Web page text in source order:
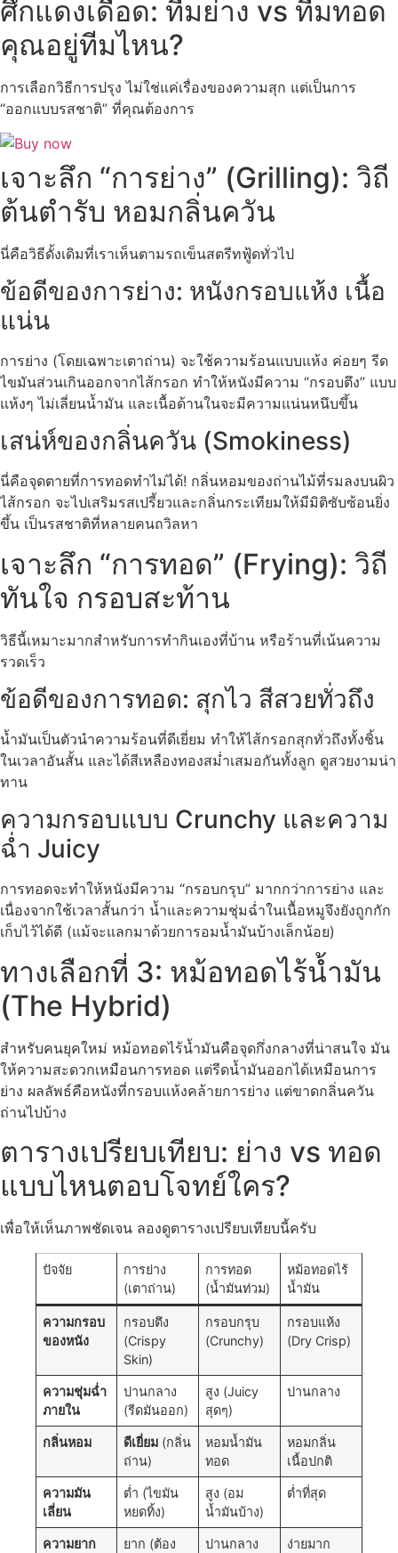
ศึกแดงเดือด: ทีมย่าง vs ทีมทอด
คุณอยู่ทีมไหน?
การเลือกวิธีการปรุง ไม่ใช่แค่เรื่องของความสุก แต่เป็นการ
“ออกแบบรสชาติ” ที่คุณต้องการ
เจาะลึก “การย่าง” (Grilling): วิถี
ต้นตำรับ หอมกลิ่นควัน
นี่คือวิธีดั้งเดิมที่เราเห็นตามรถเข็นสตรีทฟู้ดทั่วไป
ข้อดีของการย่าง: หนังกรอบแห้ง เนื้อ
แน่น
การย่าง (โดยเฉพาะเตาถ่าน) จะใช้ความร้อนแบบแห้ง ค่อยๆ รีด
ไขมันส่วนเกินออกจากไส้กรอก ทำให้หนังมีความ “กรอบตึง” แบบ
แห้งๆ ไม่เลี่ยนน้ำมัน และเนื้อด้านในจะมีความแน่นหนึบขึ้น
เสน่ห์ของกลิ่นควัน (Smokiness)
นี่คือจุดตายที่การทอดทำไม่ได้! กลิ่นหอมของถ่านไม้ที่รมลงบนผิว
ไส้กรอก จะไปเสริมรสเปรี้ยวและกลิ่นกระเทียมให้มีมิติซับซ้อนยิ่ง
ขึ้น เป็นรสชาติที่หลายคนถวิลหา
เจาะลึก “การทอด” (Frying): วิถี
ทันใจ กรอบสะท้าน
วิธีนี้เหมาะมากสำหรับการทำกินเองที่บ้าน หรือร้านที่เน้นความ
รวดเร็ว
ข้อดีของการทอด: สุกไว สีสวยทั่วถึง
น้ำมันเป็นตัวนำความร้อนที่ดีเยี่ยม ทำให้ไส้กรอกสุกทั่วถึงทั้งชิ้น
ในเวลาอันสั้น และได้สีเหลืองทองสม่ำเสมอกันทั้งลูก ดูสวยงามน่า
ทาน
ความกรอบแบบ Crunchy และความ
ฉ่ำ Juicy
การทอดจะทำให้หนังมีความ “กรอบกรุบ” มากกว่าการย่าง และ
เนื่องจากใช้เวลาสั้นกว่า น้ำและความชุ่มฉ่ำในเนื้อหมูจึงยังถูกกัก
เก็บไว้ได้ดี (แม้จะแลกมาด้วยการอมน้ำมันบ้างเล็กน้อย)
ทางเลือกที่ 3: หม้อทอดไร้น้ำมัน
(The Hybrid)
สำหรับคนยุคใหม่ หม้อทอดไร้น้ำมันคือจุดกึ่งกลางที่น่าสนใจ มัน
ให้ความสะดวกเหมือนการทอด แต่รีดน้ำมันออกได้เหมือนการ
ย่าง ผลลัพธ์คือหนังที่กรอบแห้งคล้ายการย่าง แต่ขาดกลิ่นควัน
ถ่านไปบ้าง
ตารางเปรียบเทียบ: ย่าง vs ทอด
แบบไหนตอบโจทย์ใคร?
เพื่อให้เห็นภาพชัดเจน ลองดูตารางเปรียบเทียบนี้ครับ
ปัจจัย
การย่าง
(เตาถ่าน)
การทอด
(น้ำมันท่วม)
หม้อทอดไร้
น้ำมัน
ความกรอบ
ของหนัง
กรอบตึง
(Crispy
Skin)
กรอบกรุบ
(Crunchy)
กรอบแห้ง
(Dry Crisp)
ความชุ่มฉ่ำ
ภายใน
ปานกลาง
(รีดมันออก)
สูง (Juicy
สุดๆ)
ปานกลาง
กลิ่นหอม ดีเยี่ยม (กลิ่น
ถ่าน)
หอมน้ำมัน
ทอด
หอมกลิ่น
เนื้อปกติ
ความมัน
เลี่ยน
ต่ำ (ไขมัน
หยดทิ้ง)
สูง (อม
น้ำมันบ้าง)
ต่ำที่สุด
ความยาก
ยาก (ต้อง
ปานกลาง ง่ายมาก